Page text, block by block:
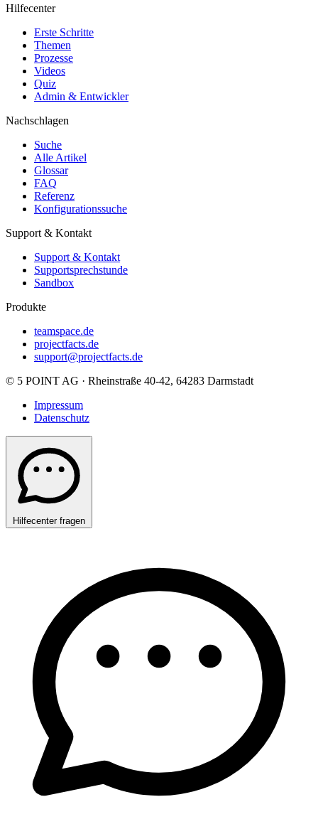
Hilfecenter
Erste Schritte
Themen
Prozesse
Videos
Quiz
Admin & Entwickler
Nachschlagen
Suche
Alle Artikel
Glossar
FAQ
Referenz
Konfigurationssuche
Support & Kontakt
Support & Kontakt
Supportsprechstunde
Sandbox
Produkte
teamspace.de
projectfacts.de
support@projectfacts.de
© 5 POINT AG · Rheinstraße 40-42, 64283 Darmstadt
Impressum
Datenschutz
Hilfecenter fragen